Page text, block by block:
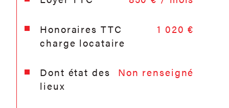
Honoraires TTC
charge locataire
1 020 €
Dont état des
lieux
Non renseigné